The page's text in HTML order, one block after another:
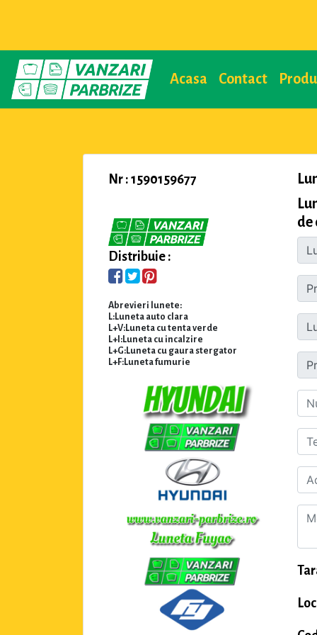
Acasa Contact
Nr : 1590159677
Distribuie :
Abrevieri lunete:
L:Luneta auto clara
L+V:Luneta cu tenta verde
L+I:Luneta cu incalzire
L+G:Luneta cu gaura stergator
L+F:Luneta fumurie
de